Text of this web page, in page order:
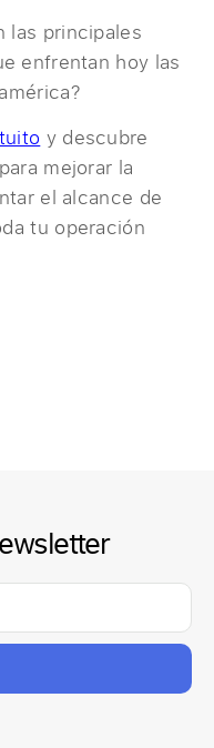
las principales
enfrentan hoy las
y descubre
mejorar la
el alcance de
tu operación